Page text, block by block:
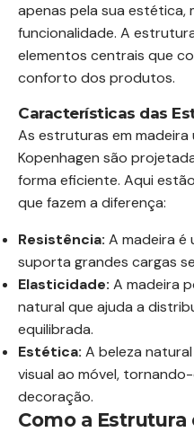
apenas pela sua estética,
funcionalidade. A
elementos centrais que
conforto dos produtos.
Características das
As estruturas em madeira
Kopenhagen são
forma eficiente. Aqui
que fazem a diferença:
Resistência: A madeira é
suporta grandes cargas
Elasticidade: A madeira
natural que ajuda a
equilibrada.
Estética: A beleza
visual ao móvel,
decoração.
Como a